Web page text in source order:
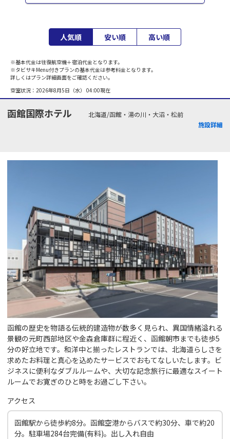
人気順 安い順 高い順
※基本代金は往復航空機＋宿泊代金となります。
※タビサキMenu付きプランの基本代金は参考料金となります。
詳しくはプラン詳細画面をご確認ください。
空室状況： 2026年8月5日（水） 04:00現在
函館国際ホテル
北海道/函館・湯の川・大沼・松前
施設詳細
函館の歴史を物語る伝統的建造物が数多く見られ、異国情緒溢れる
景観の元町西部地区や金森倉庫群に程近く、函館朝市までも徒歩5
分の好立地です。和洋中と揃ったレストランでは、北海道らしさを
求めたお料理と真心を込めたサービスでおもてなしいたします。ビ
ジネスに便利なダブルルームや、大切な記念旅行に最適なスイート
ルームでお寛ぎのひと時をお過ごし下さい。
アクセス
函館駅から徒歩約8分。函館空港からバスで約30分、車で約20
分。駐車場284台完備(有料)。出し入れ自由